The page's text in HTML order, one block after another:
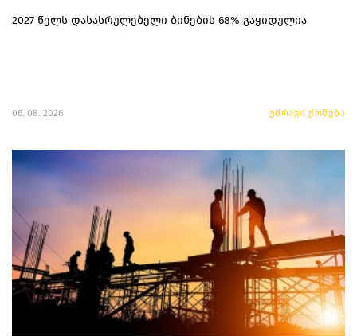
2027 წელს დასასრულებელი ბინების 68% გაყიდულია
06. 08. 2026 უძრავი ქონება